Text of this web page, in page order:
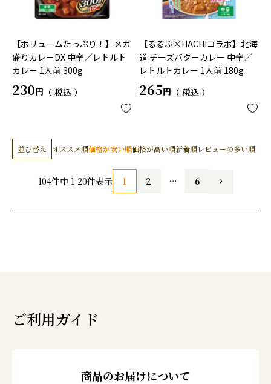
【ボリュームたっぷり！】メガ
盛りカレーDX 中辛／レトルト
カレー 1人前 300g
230 税込
【るるぶ×HACHIコラボ】北海
道 チーズバターカレー 中辛／
レトルトカレー 1人前 180g
265 税込
並び替え オススメ順価格が安い順価格が高い順新着順レビューの多い順
104件中 1-20件表示 1 2 … 6
ご利用ガイド
商品のお届けについて